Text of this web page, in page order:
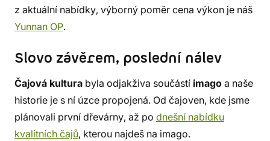
z aktuální nabídky, výborný poměr cena výkon je náš
Yunnan OP.
Slovo závěrem, poslední nálev
Čajová kultura byla odjakživa součástí imago a naše
historie je s ní úzce propojená. Od čajoven, kde jsme
plánovali první dřevárny, až po dnešní nabídku
kvalitních čajů, kterou najdeš na imago.